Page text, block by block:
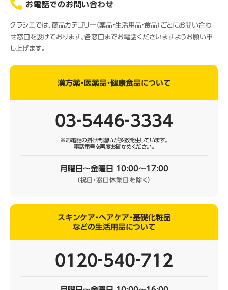
お電話でのお問い合わせ
クラシエでは、商品カテゴリー（薬品・生活用品・食品）ごとにお問い合わ
せ窓口を設けております。各窓口までお電話くださいますようお願い申
し上げます。
漢方薬・医薬品・健康食品について
03‐5446‐3334
※お電話の掛け間違いが多数発生しています。
電話番号を再度お確かめください。
月曜日～金曜日 10:00～17:00
（祝日・窓口休業日を除く）
スキンケア・ヘアケア・基礎化粧品
などの生活用品について
0120‐540‐712